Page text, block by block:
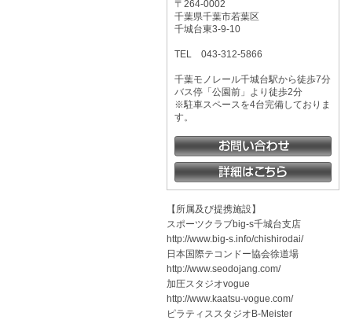
〒264-0002
千葉県千葉市若葉区
千城台東3-9-10
TEL 043-312-5866
千葉モノレール千城台駅から徒歩7分
バス停「公園前」より徒歩2分
※駐車スペースを4台完備しておりま
す。
【所属及び提携施設】
スポーツクラブbig-s千城台支店
http://www.big-s.info/chishirodai/
日本国際テコンドー協会徐道場
http://www.seodojang.com/
加圧スタジオvogue
http://www.kaatsu-vogue.com/
ピラティススタジオB-Meister